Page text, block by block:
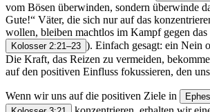
vom Bösen überwinden, sondern überwinde
Gute!“ Väter, die sich nur auf das
wollen, bleiben machtlos im Kampf gegen das
Kolosser 2:21–23 ). Einfach gesagt: ein Nein
Die Kraft, das Reizen zu vermeiden,
auf den positiven Einfluss fokussieren, den
Wenn wir uns auf die positiven Ziele in